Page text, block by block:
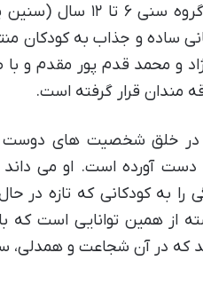
داستانی ماجراجویانه
ساده و جذاب به کودکان
و محمد قدم پور مقدم و با
مندان قرار گرفته است.
خود در خلق شخصیت های
آورده است. او می داند
را به کودکانی که تازه در
از همین توانایی است که
که در آن شجاعت و همدلی،